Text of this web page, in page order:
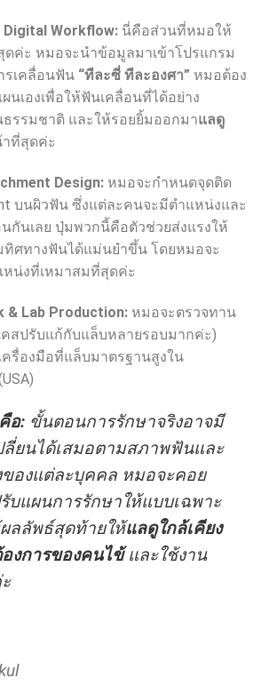
Digital Workflow:นี่คือส่วนที่หมอให้
ค่ะ หมอจะนำข้อมูลมาเข้าโปรแกรม
รเคลื่อนฟัน “ทีละซี่ ทีละองศา” หมอต้อง
นเองเพื่อให้ฟันเคลื่อนที่ได้อย่าง
รรมชาติ และให้รอยยิ้มออกมาแลดู
ที่สุดค่ะ
Design:หมอจะกำหนดจุดติด
บนผิวฟัน ซึ่งแต่ละคนจะมีตำแหน่งและ
นกันเลย ปุ่มพวกนี้คือตัวช่วยส่งแรงให้
ทิศทางฟันได้แม่นยำขึ้น โดยหมอจะ
หน่งที่เหมาสมที่สุดค่ะ
& Lab Production:หมอจะตรวจทาน
คสปรับแก้กับแล็บหลายรอบมากค่ะ)
ครื่องมือที่แล็บมาตรฐานสูงใน
อ: ขั้นตอนการรักษาจริงอาจมี
ลี่ยนได้เสมอตามสภาพฟันและ
ของแต่ละบุคคล หมอจะคอย
บแผนการรักษาให้แบบเฉพาะ
ลลัพธ์สุดท้ายให้แลดูใกล้เคียง
งการของคนไข้และใช้งาน